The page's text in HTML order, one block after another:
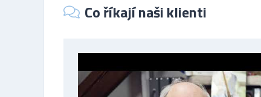
Co říkají naši klienti